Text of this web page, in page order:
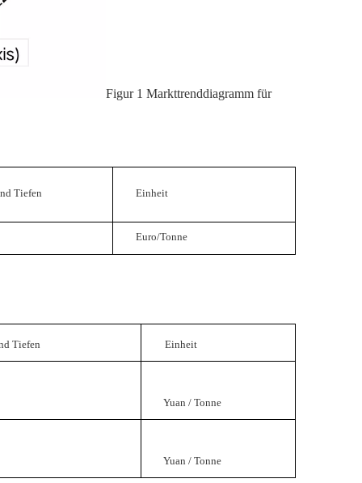
Figur 1 Markttrenddiagramm für
Tiefen Einheit
Euro/Tonne
Tiefen Einheit
Yuan / Tonne
Yuan / Tonne